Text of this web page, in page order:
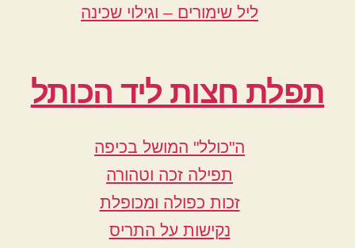
ליל שימורים – וגילוי שכינה
תפלת חצות ליד הכותל
ה"כולל" המושל בכיפה
תפילה זכה וטהורה
זכות כפולה ומכופלת
נקישות על התריס